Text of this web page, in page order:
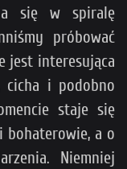
się w spiralę
próbować
jest interesująca
cicha i podobno
staje się
bohaterowie, a o
Niemniej